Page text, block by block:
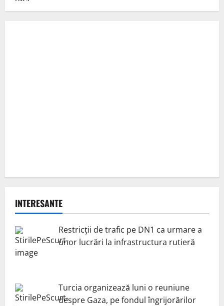
INTERESANTE
Restricții de trafic pe DN1 ca urmare a
unor lucrări la infrastructura rutieră
Turcia organizează luni o reuniune
despre Gaza, pe fondul îngrijorărilor